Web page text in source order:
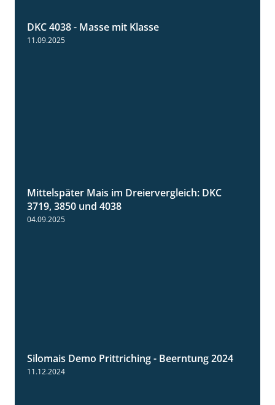
DKC 4038 - Masse mit Klasse
11.09.2025
1:41
Mittelspäter Mais im Dreiervergleich: DKC
3719, 3850 und 4038
04.09.2025
12:28
Silomais Demo Prittriching - Beerntung 2024
11.12.2024